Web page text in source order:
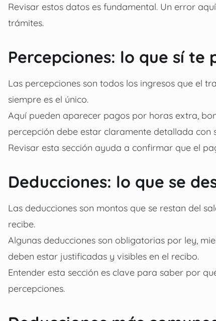
Revisar estos datos es fundamental. Un error
trámites.
Percepciones: lo que sí te
Las percepciones son todos los ingresos que el
siempre es el único.
Aquí pueden aparecer pagos por horas extra,
percepción debe estar claramente detallada con
Revisar esta sección ayuda a confirmar que el
Deducciones: lo que se
Las deducciones son montos que se restan del
recibe.
Algunas deducciones son obligatorias por ley,
deben estar justificadas y visibles en el recibo.
Entender esta sección es clave para saber por
percepciones.